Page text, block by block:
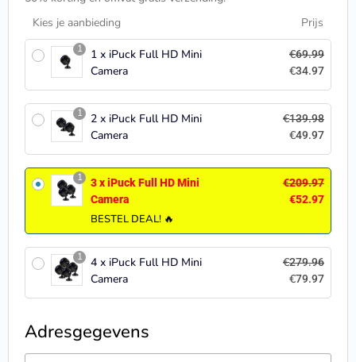
Kies je aanbieding
Prijs
1
1 x iPuck Full HD Mini
Camera
€69.99
€34.97
1
2 x iPuck Full HD Mini
Camera
€139.98
€49.97
1
3 x iPuck Full HD Mini
Camera
BESTEL DEAL! 🔥
€209.97
€52.97
1
4 x iPuck Full HD Mini
Camera
€279.96
€79.97
Adresgegevens